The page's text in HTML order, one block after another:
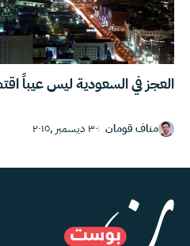
العجز في السعودية ليس عيباً
مناف قومان ٣٠ ديسمبر ,٢٠١٥